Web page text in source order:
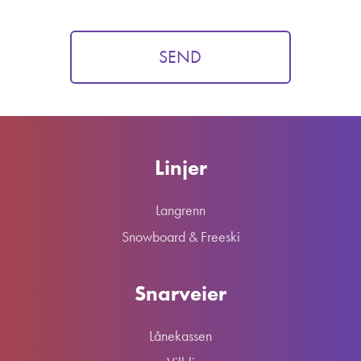
Linjer
Langrenn
Snowboard & Freeski
Snarveier
Lånekassen